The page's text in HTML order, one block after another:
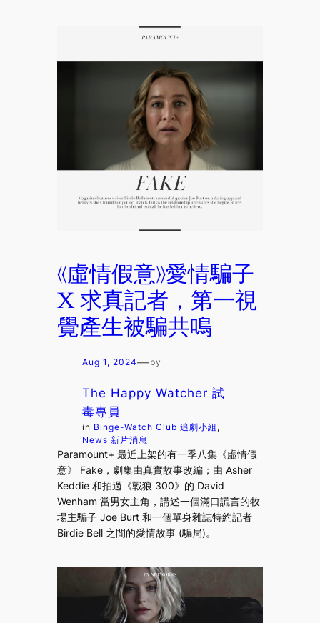
《虛情假意》愛情騙子
X 求真記者，第一視
覺產生被騙共鳴
Aug 1, 2024—by
The Happy Watcher 試
毒專員
in Binge-Watch Club 追劇小組
News 新片消息
Paramount+ 最近上架的有一季八集《虛情假
意》 Fake，劇集由真實故事改編；由 Asher
Keddie 和拍過《戰狼 300》的 David
Wenham 當男女主角，講述一個滿口謊言的牧
場主騙子 Joe Burt 和一個單身雜誌特約記者
Birdie Bell 之間的愛情故事 (騙局)。